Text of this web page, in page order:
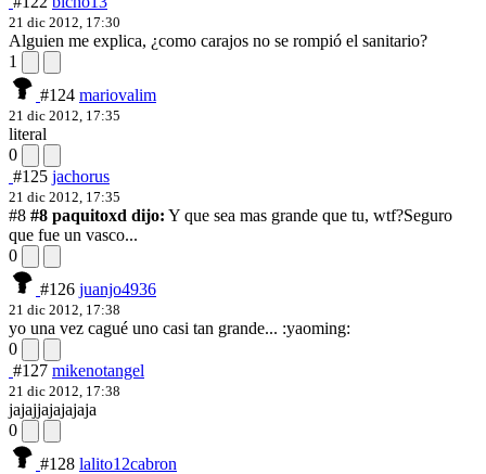
21 dic 2012, 17:30
Alguien me explica, ¿como carajos no se rompió el sanitario?
1
#124 mariovalim
21 dic 2012, 17:35
literal
0
#125 jachorus
21 dic 2012, 17:35
#8 #8 paquitoxd dijo: Y que sea mas grande que tu, wtf?Seguro
que fue un vasco...
0
#126 juanjo4936
21 dic 2012, 17:38
yo una vez cagué uno casi tan grande... :yaoming:
0
#127 mikenotangel
21 dic 2012, 17:38
jajajjajajajaja
0
#128 lalito12cabron